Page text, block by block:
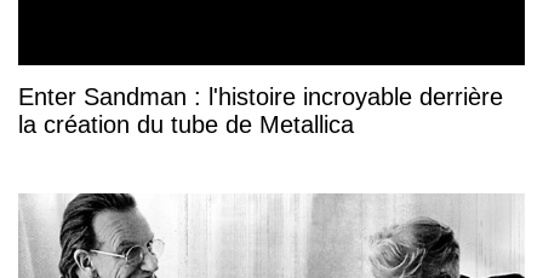
Enter Sandman : l'histoire incroyable derrière
la création du tube de Metallica